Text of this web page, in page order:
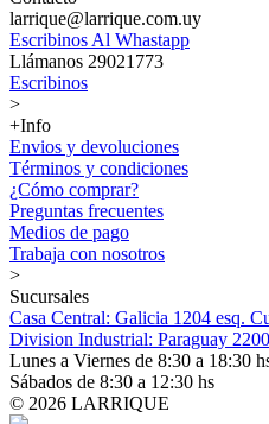
larrique@larrique.com.uy
Escribinos Al Whastapp
Llámanos 29021773
Escribinos
>
+Info
Envios y devoluciones
Términos y condiciones
¿Cómo comprar?
Preguntas frecuentes
Medios de pago
Trabaja con nosotros
>
Sucursales
Casa Central: Galicia 1204 esq.
Division Industrial: Paraguay
Lunes a Viernes de 8:30 a 18:30
Sábados de 8:30 a 12:30 hs
© 2026 LARRIQUE